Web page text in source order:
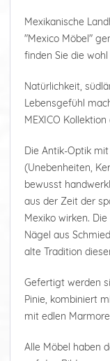
Mexikanische
"Mexico Möbel"
finden Sie die
Natürlichkeit,
Lebensgefühl
MEXICO Kollektion
Die Antik-Optik
(Unebenheiten,
bewusst
aus der Zeit der
Mexiko wirken.
Nägel aus
alte Tradition
Gefertigt werden
Pinie, kombiniert
mit edlen
Alle Möbel haben